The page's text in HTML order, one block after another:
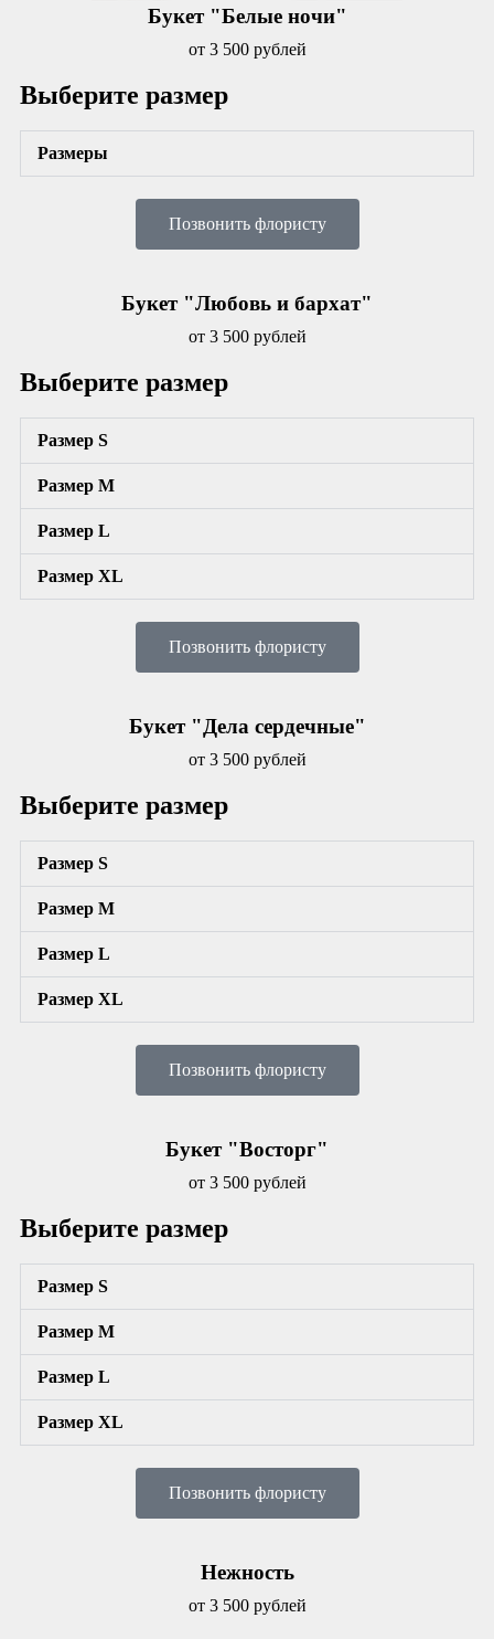
Букет "Белые ночи"
от 3 500 рублей
Выберите размер
Размеры
Позвонить флористу
Букет "Любовь и бархат"
от 3 500 рублей
Выберите размер
Размер S
Размер М
Размер L
Размер XL
Позвонить флористу
Букет "Дела сердечные"
от 3 500 рублей
Выберите размер
Размер S
Размер М
Размер L
Размер XL
Позвонить флористу
Букет "Восторг"
от 3 500 рублей
Выберите размер
Размер S
Размер М
Размер L
Размер XL
Позвонить флористу
Нежность
от 3 500 рублей